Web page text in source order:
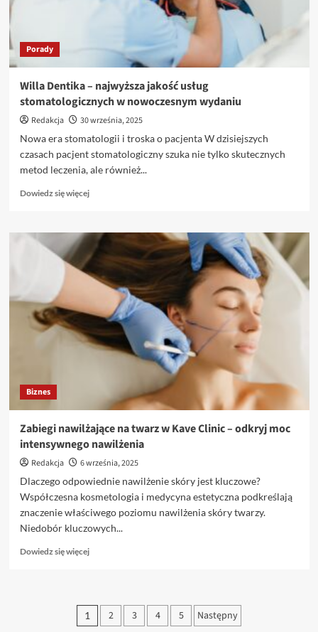
Porady
Willa Dentika – najwyższa jakość usług
stomatologicznych w nowoczesnym wydaniu
Redakcja
30 września, 2025
Nowa era stomatologii i troska o pacjenta W dzisiejszych
czasach pacjent stomatologiczny szuka nie tylko skutecznych
metod leczenia, ale również...
Dowiedz się więcejDowiedz
o
Dentika
–
najwyższa
usług
stomatologicznych
w
nowoczesnym
Biznes
Zabiegi nawilżające na twarz w Kave Clinic – odkryj moc
intensywnego nawilżenia
Redakcja
6 września, 2025
Dlaczego odpowiednie nawilżenie skóry jest kluczowe?
Współczesna kosmetologia i medycyna estetyczna podkreślają
znaczenie właściwego poziomu nawilżenia skóry twarzy.
Niedobór kluczowych...
Dowiedz się więcejDowiedz
Zabiegi
nawilżające
Stronicowanie
1 2 3 4 5 Następny